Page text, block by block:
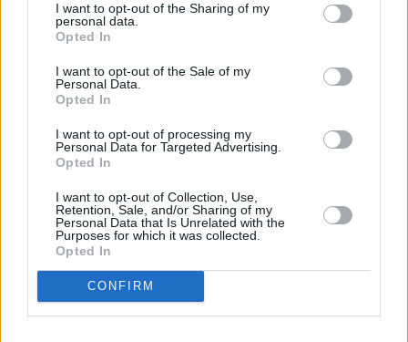
I want to opt-out of the Sharing of my
personal data.
Opted In
I want to opt-out of the Sale of my
Personal Data.
Opted In
I want to opt-out of processing my
Personal Data for Targeted Advertising.
Opted In
I want to opt-out of Collection, Use,
Retention, Sale, and/or Sharing of my
Personal Data that Is Unrelated with the
Purposes for which it was collected.
Opted In
CONFIRM
φορά στο διεθνές συνέδριο, που οργανώθηκε
την αποκατάσταση της προσπέλασης στον
αρχαιολογικό χώρο της Ακρόπολης. Μία
πρόταση, που αναμένεται να αλλάξει ριζικά και
την εικόνα της ανόδου στον βράχο,
και πρόχειρες λύσεις του παρελθόντος, που
έχουν υιοθετηθεί άκριτα τα τελευταία χρόνια.
Άλλωστε μία από τις ιδιότητες που
χαρακτηρίζουν τον Μανόλη Κορρέ, πέρα από